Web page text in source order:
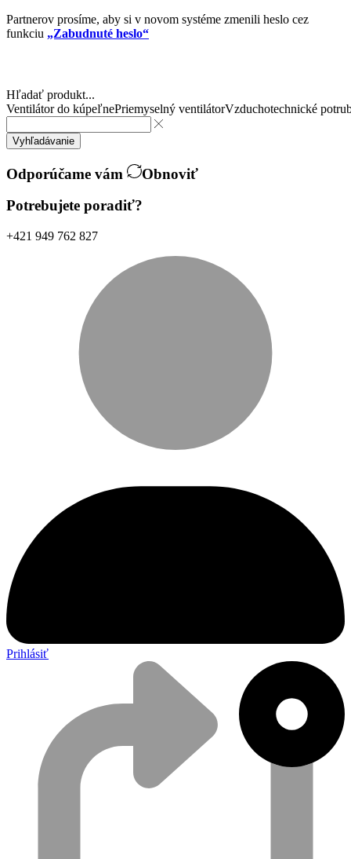
Partnerov prosíme, aby si v novom systéme zmenili heslo cez
funkciu „Zabudnuté heslo“
Hľadať produkt...
Ventilátor do kúpeľnePriemyselný ventilátorVzduchotechnické
Vyhľadávanie
Odporúčame vám
Obnoviť
Potrebujete poradiť?
+421 949 762 827
Prihlásiť